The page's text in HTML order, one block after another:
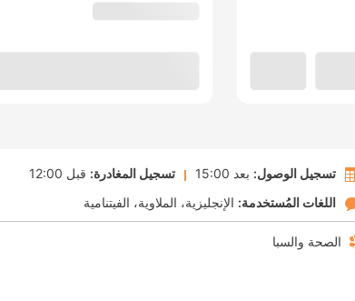
تسجيل الوصول: بعد 15:00 تسجيل المغادرة: قبل 12:00
اللغات المُستخدمة: الإنجليزية الملاوية الفيتنامية
الصحة والسبا